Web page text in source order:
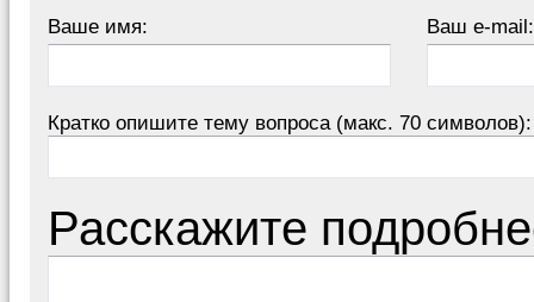
Ваше имя: Ваш e-mail:
Кратко опишите тему вопроса (макс. 70 символов):
Расскажите